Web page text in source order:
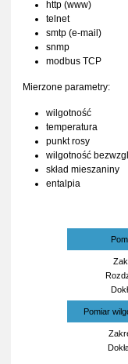
http (www)
telnet
smtp (e-mail)
snmp
modbus TCP
Mierzone parametry:
wilgotność
temperatura
punkt rosy
wilgotność
skład mieszaniny
entalpia
Pomiar